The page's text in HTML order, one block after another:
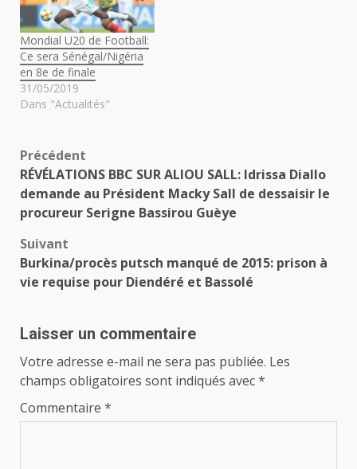
Mondial U20 de Football:
Ce sera Sénégal/Nigéria
en 8e de finale
31/05/2019
Dans "Actualités"
Navigation
d’article
Précédent
RÉVÉLATIONS BBC SUR ALIOU SALL: Idrissa Diallo
demande au Président Macky Sall de dessaisir le
procureur Serigne Bassirou Guèye
Suivant
Burkina/procès putsch manqué de 2015: prison à
vie requise pour Diendéré et Bassolé
Laisser un commentaire
Votre adresse e-mail ne sera pas publiée. Les
champs obligatoires sont indiqués avec*
Commentaire *